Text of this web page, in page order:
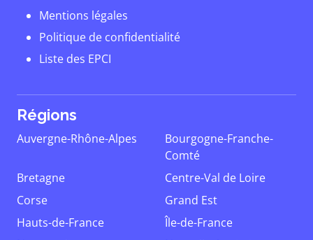
Mentions légales
Politique de confidentialité
Liste des EPCI
Régions
Auvergne-Rhône-Alpes
Bourgogne-Franche-
Comté
Bretagne
Centre-Val de Loire
Corse
Grand Est
Hauts-de-France
Île-de-France